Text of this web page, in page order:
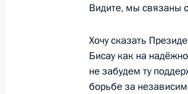
Встреча с
Мнангагвой
27 июля 2023 года, 19:00
Видите, мы связаны
Хочу сказать
Бисау как на
не забудем ту
борьбе за